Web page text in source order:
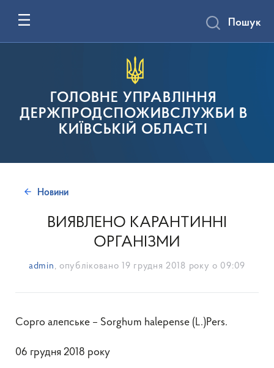
ГОЛОВНЕ УПРАВЛІННЯ
ДЕРЖПРОДСПОЖИВСЛУЖБИ В
КИЇВСЬКІЙ ОБЛАСТІ
Пошук
Новини
ВИЯВЛЕНО КАРАНТИННІ
ОРГАНІЗМИ
admin , опубліковано 19 грудня 2018 року о 09:09
Сорго алепське – Sorghum halepense (L.)Pers.
06 грудня 2018 року